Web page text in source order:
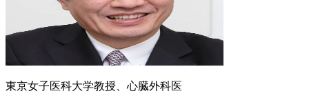
東京女子医科大学教授、心臓外科医